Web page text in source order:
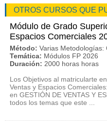
OTROS CURSOS QUE
Módulo de Grado
Espacios Comerciales
Método: Varias Metodologías:
Temática: Módulos FP 2026
Duración: 2000 horas horas
Los Objetivos al matricularte
Ventas y Espacios
en GESTIÓN DE VENTAS Y
todos los temas que este ...